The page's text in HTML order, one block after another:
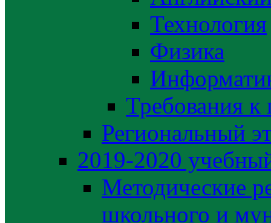
Технология
Физика
Требования
Региональный
2019-2020
Методические
школьного и